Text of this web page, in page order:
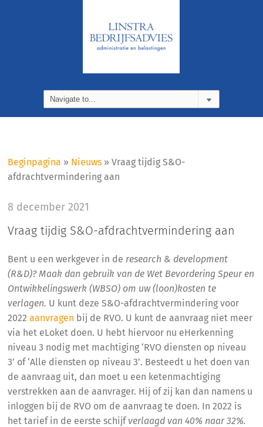
Beginpagina » Nieuws »Vraag tijdig S&O-
afdrachtvermindering aan
8 december 2021
Vraag tijdig S&O-afdrachtvermindering aan
Bent u een werkgever in de research & development
(R&D)? Maak dan gebruik van de Wet Bevordering Speur en
Ontwikkelingswerk (WBSO) om uw (loon)kosten te
verlagen. U kunt deze S&O-afdrachtvermindering voor
2022aanvragen bij de RVO. U kunt de aanvraag niet meer
via het eLoket doen. U hebt hiervoor nu eHerkenning
niveau 3 nodig met machtiging ‘RVO diensten op niveau
3’ of ‘Alle diensten op niveau 3’. Besteedt u het doen van
de aanvraag uit, dan moet u een ketenmachtiging
verstrekken aan de aanvrager. Hij of zij kan dan namens u
inloggen bij de RVO om de aanvraag te doen. In 2022 is
het tarief in de eerste schijf verlaagd van 40% naar 32%.